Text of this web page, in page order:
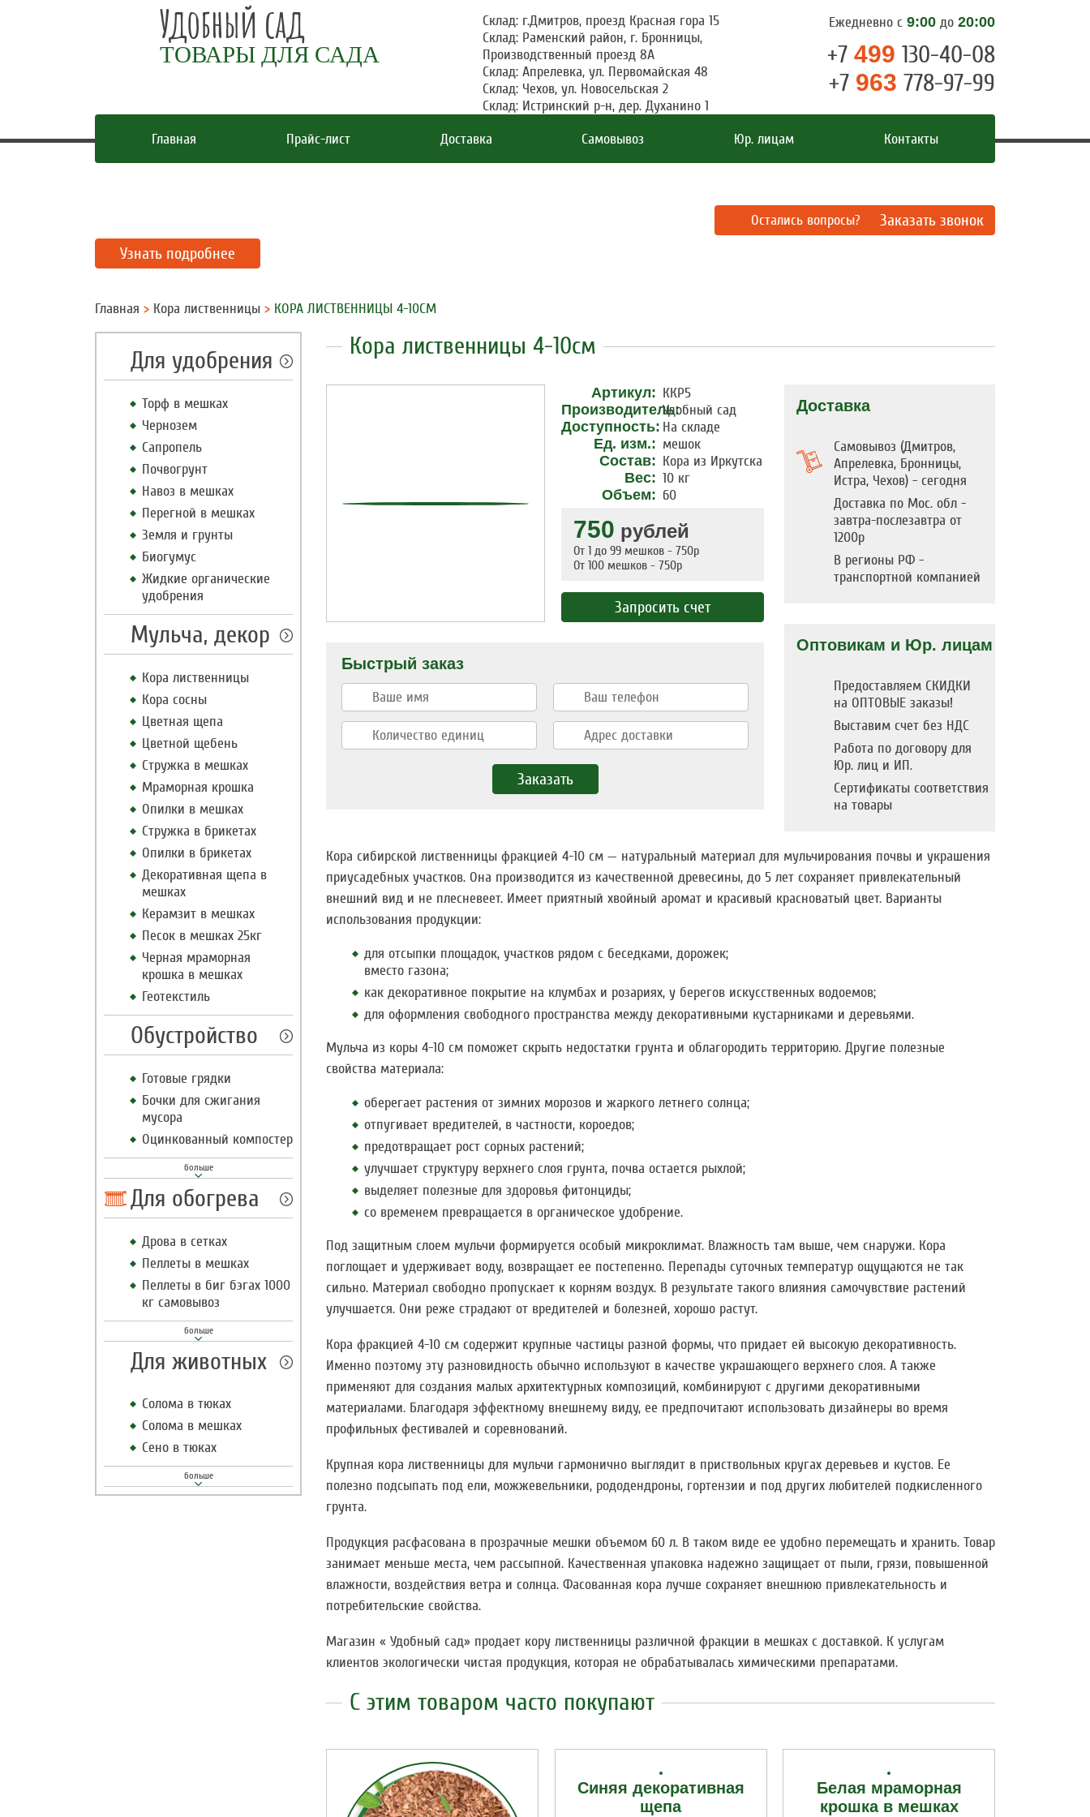
Удобный сад
ТОВАРЫ ДЛЯ САДА
Склад: г.Дмитров, проезд Красная гора 15
Склад: Раменский район, г. Бронницы,
Производственный проезд 8А
Склад: Апрелевка, ул. Первомайская 48
Склад: Чехов, ул. Новосельская 2
Склад: Истринский р-н, дер. Духанино 1
Ежедневно с 9:00 до 20:00
+7 499 130-40-08
+7 963 778-97-99
Главная Прайс-лист Доставка Самовывоз Юр. лицам Контакты
Узнать подробнее
Остались вопросы? Заказать звонок
Главная > Кора лиственницы > КОРА ЛИСТВЕННИЦЫ 4-10СМ
Для удобрения
Торф в мешках
Чернозем
Сапропель
Почвогрунт
Навоз в мешках
Перегной в мешках
Земля и грунты
Биогумус
Жидкие органические
удобрения
Мульча, декор
Кора лиственницы
Кора сосны
Цветная щепа
Цветной щебень
Стружка в мешках
Мраморная крошка
Опилки в мешках
Стружка в брикетах
Опилки в брикетах
Декоративная щепа в
мешках
Керамзит в мешках
Песок в мешках 25кг
Черная мраморная
крошка в мешках
Геотекстиль
Обустройство
Готовые грядки
Бочки для сжигания
мусора
Оцинкованный компостер
Для обогрева
Дрова в сетках
Пеллеты в мешках
Пеллеты в биг бэгах 1000
кг самовывоз
Для животных
Солома в тюках
Солома в мешках
Сено в тюках
Кора лиственницы 4-10см
Артикул: ККР5
Производитель:Удобный сад
Доступность: На складе
Ед. изм.: мешок
Состав: Кора из Иркутска
Вес: 10 кг
Объем: 60
750 рублей
От 1 до 99 мешков - 750р
От 100 мешков - 750р
Запросить счет
Быстрый заказ
Доставка
Самовывоз (Дмитров,
Апрелевка, Бронницы,
Истра, Чехов) - сегодня
Доставка по Мос. обл -
завтра-послезавтра от
1200р
В регионы РФ -
транспортной компанией
Оптовикам и Юр. лицам
Предоставляем СКИДКИ
на ОПТОВЫЕ заказы!
Выставим счет без НДС
Работа по договору для
Юр. лиц и ИП.
Сертификаты соответствия
на товары
Кора сибирской лиственницы фракцией 4-10 см — натуральный материал для мульчирования почвы и украшения
приусадебных участков. Она производится из качественной древесины, до 5 лет сохраняет привлекательный
внешний вид и не плесневеет. Имеет приятный хвойный аромат и красивый красноватый цвет. Варианты
использования продукции:
для отсыпки площадок, участков рядом с беседками, дорожек;
вместо газона;
как декоративное покрытие на клумбах и розариях, у берегов искусственных водоемов;
для оформления свободного пространства между декоративными кустарниками и деревьями.
Мульча из коры 4-10 см поможет скрыть недостатки грунта и облагородить территорию. Другие полезные
свойства материала:
оберегает растения от зимних морозов и жаркого летнего солнца;
отпугивает вредителей, в частности, короедов;
предотвращает рост сорных растений;
улучшает структуру верхнего слоя грунта, почва остается рыхлой;
выделяет полезные для здоровья фитонциды;
со временем превращается в органическое удобрение.
Под защитным слоем мульчи формируется особый микроклимат. Влажность там выше, чем снаружи. Кора
поглощает и удерживает воду, возвращает ее постепенно. Перепады суточных температур ощущаются не так
сильно. Материал свободно пропускает к корням воздух. В результате такого влияния самочувствие растений
улучшается. Они реже страдают от вредителей и болезней, хорошо растут.
Кора фракцией 4-10 см содержит крупные частицы разной формы, что придает ей высокую декоративность.
Именно поэтому эту разновидность обычно используют в качестве украшающего верхнего слоя. А также
применяют для создания малых архитектурных композиций, комбинируют с другими декоративными
материалами. Благодаря эффектному внешнему виду, ее предпочитают использовать дизайнеры во время
профильных фестивалей и соревнований.
Крупная кора лиственницы для мульчи гармонично выглядит в приствольных кругах деревьев и кустов. Ее
полезно подсыпать под ели, можжевельники, рододендроны, гортензии и под других любителей подкисленного
грунта.
Продукция расфасована в прозрачные мешки объемом 60 л. В таком виде ее удобно перемещать и хранить. Товар
занимает меньше места, чем рассыпной. Качественная упаковка надежно защищает от пыли, грязи, повышенной
влажности, воздействия ветра и солнца. Фасованная кора лучше сохраняет внешнюю привлекательность и
потребительские свойства.
Магазин « Удобный сад» продает кору лиственницы различной фракции в мешках с доставкой. К услугам
клиентов экологически чистая продукция, которая не обрабатывалась химическими препаратами.
С этим товаром часто покупают
Синяя декоративная
щепа
Белая мраморная
крошка в мешках